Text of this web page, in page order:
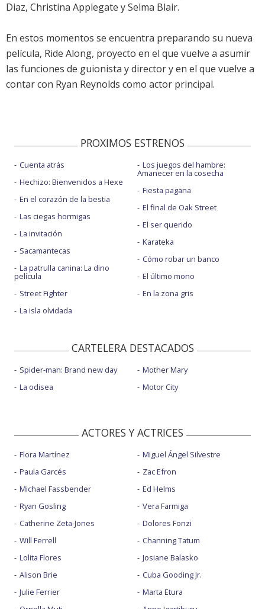
Diaz, Christina Applegate y Selma Blair.
En estos momentos se encuentra preparando su nueva
película, Ride Along, proyecto en el que vuelve a asumir
las funciones de guionista y director y en el que vuelve a
contar con Ryan Reynolds como actor principal.
PROXIMOS ESTRENOS
Cuenta atrás
Hechizo: Bienvenidos a Hexe
En el corazón de la bestia
Las ciegas hormigas
La invitación
Sacamantecas
La patrulla canina: La dino
película
Street Fighter
La isla olvidada
Los juegos del hambre:
Amanecer en la cosecha
Fiesta pagäna
El final de Oak Street
El ser querido
Karateka
Cómo robar un banco
El último mono
En la zona gris
CARTELERA DESTACADOS
Spider-man: Brand new day
La odisea
Mother Mary
Motor City
ACTORES Y ACTRICES
Flora Martínez
Paula Garcés
Michael Fassbender
Ryan Gosling
Catherine Zeta-Jones
Will Ferrell
Lolita Flores
Alison Brie
Julie Ferrier
Miguel Ángel Silvestre
Zac Efron
Ed Helms
Vera Farmiga
Dolores Fonzi
Channing Tatum
Josiane Balasko
Cuba Gooding Jr.
Marta Etura